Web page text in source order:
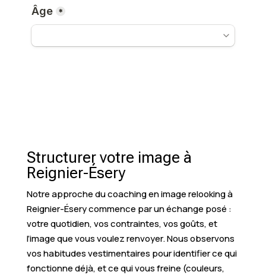
Structurer votre image à
Reignier-Ésery
Notre approche du coaching en image relooking à
Reignier-Ésery commence par un échange posé :
votre quotidien, vos contraintes, vos goûts, et
l’image que vous voulez renvoyer. Nous observons
vos habitudes vestimentaires pour identifier ce qui
fonctionne déjà, et ce qui vous freine (couleurs,